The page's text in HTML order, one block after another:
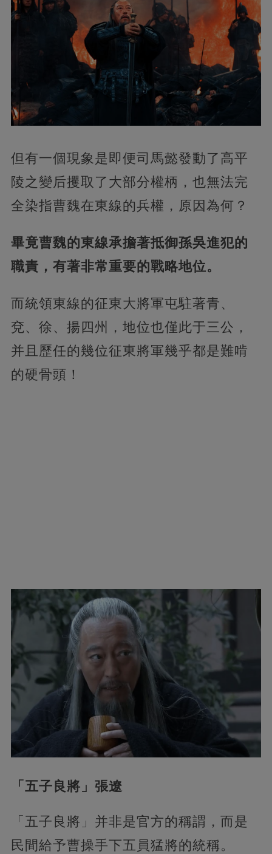
但有一個現象是即便司馬懿發動了高平
陵之變后攫取了大部分權柄，也無法完
全染指曹魏在東線的兵權，原因為何？
畢竟曹魏的東線承擔著抵御孫吳進犯的
職責，有著非常重要的戰略地位。
而統領東線的征東大將軍屯駐著青、
兗、徐、揚四州，地位也僅此于三公，
并且歷任的幾位征東將軍幾乎都是難啃
的硬骨頭！
「五子良將」張遼
「五子良將」并非是官方的稱謂，而是
民間給予曹操手下五員猛將的統稱。